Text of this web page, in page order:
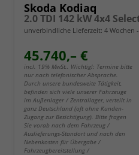
Skoda Kodiaq
unverbindliche Lieferzeit: 4 Wochen
45.740,– €
incl. 19% MwSt.. Wichtig!: Termine bitte
nur nach telefonischer Absprache.
Durch unsere bundesweite Tätigkeit,
befinden sich viele unserer Fahrzeuge
im Außenlager / Zentrallager, verteilt in
ganz Deutschland (oft ohne Kunden-
Zugang zur Besichtigung). Bitte fragen
Sie vorab nach dem Fahrzeug /
Auslieferungs-Standort und nach den
Nebenkosten für Übergabe /
Fahrzeugbereitstellung /